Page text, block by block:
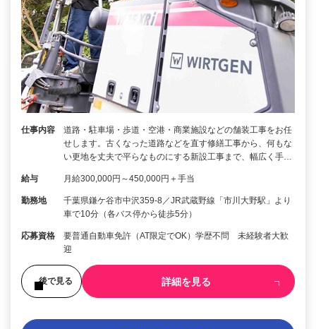
仕事内容
道路・駐車場・歩道・空港・商業施設などの舗装工事をお任
せします。古くなった道路などを直す修繕工事から、何もな
い更地を丈夫で平らなものにする新設工事まで、幅広く手…
給与 月給300,000円～450,000円＋手当
勤務地
千葉県鎌ケ谷市中沢359-8／JR武蔵野線「市川大野駅」より
車で10分（各バス停から徒歩5分）
応募資格
要普通自動車免許（AT限定でOK）学歴不問 未経験者大歓
迎
後で見る 詳細を見る